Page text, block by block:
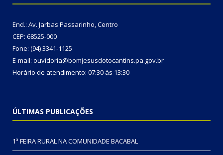
End.: Av. Jarbas Passarinho, Centro
CEP: 68525-000
Fone: (94) 3341-1125
E-mail: ouvidoria@bomjesusdotocantins.pa.gov.br
Horário de atendimento: 07:30 às 13:30
ÚLTIMAS PUBLICAÇÕES
1ª FEIRA RURAL NA COMUNIDADE BACABAL